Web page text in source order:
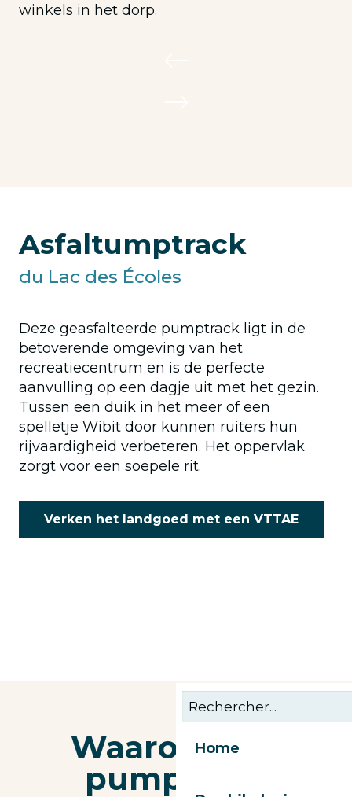
Home
winkels in het dorp.
Asfaltumptrack
du Lac des Écoles
Deze geasfalteerde pumptrack ligt in de
betoverende omgeving van het
recreatiecentrum en is de perfecte
aanvulling op een dagje uit met het gezin.
Tussen een duik in het meer of een
spelletje Wibit door kunnen ruiters hun
rijvaardigheid verbeteren. Het oppervlak
zorgt voor een soepele rit.
Verken het landgoed met een VTTAE
Waarom een
pumptrack